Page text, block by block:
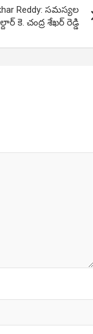
Reddy: స‌మ‌స్య‌ల
కె. చంద్ర శేఖర్‌ రెడ్డి